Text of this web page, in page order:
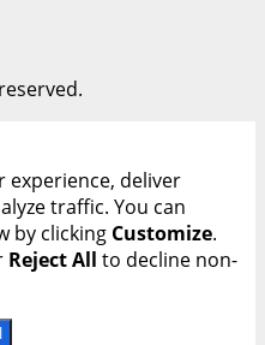
experience, deliver
traffic. You can
by clicking Customize.
Reject All to decline non-